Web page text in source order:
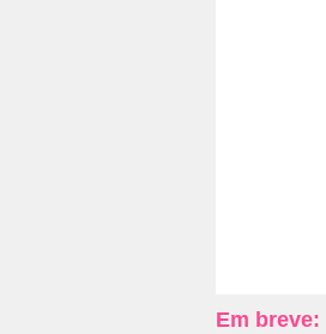
Em breve: